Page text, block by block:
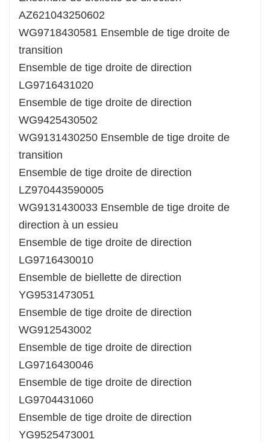
AZ621043250602
WG9718430581 Ensemble de tige droite de
transition
Ensemble de tige droite de direction
LG9716431020
Ensemble de tige droite de direction
WG9425430502
WG9131430250 Ensemble de tige droite de
transition
Ensemble de tige droite de direction
LZ970443590005
WG9131430033 Ensemble de tige droite de
direction à un essieu
Ensemble de tige droite de direction
LG9716430010
Ensemble de biellette de direction
YG9531473051
Ensemble de tige droite de direction
WG912543002
Ensemble de tige droite de direction
LG9716430046
Ensemble de tige droite de direction
LG9704431060
Ensemble de tige droite de direction
YG9525473001